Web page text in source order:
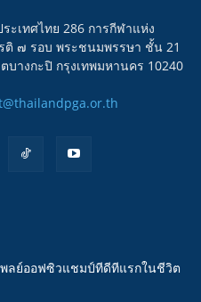
เทศไทย 286 การกีฬาแห่ง
ติ ๗ รอบ พระชนมพรรษา ชั้น 21
างกะปิ กรุงเทพมหานคร 10240
ลย์ออฟซิวแชมป์ทีดีทีแรกในชีวิต